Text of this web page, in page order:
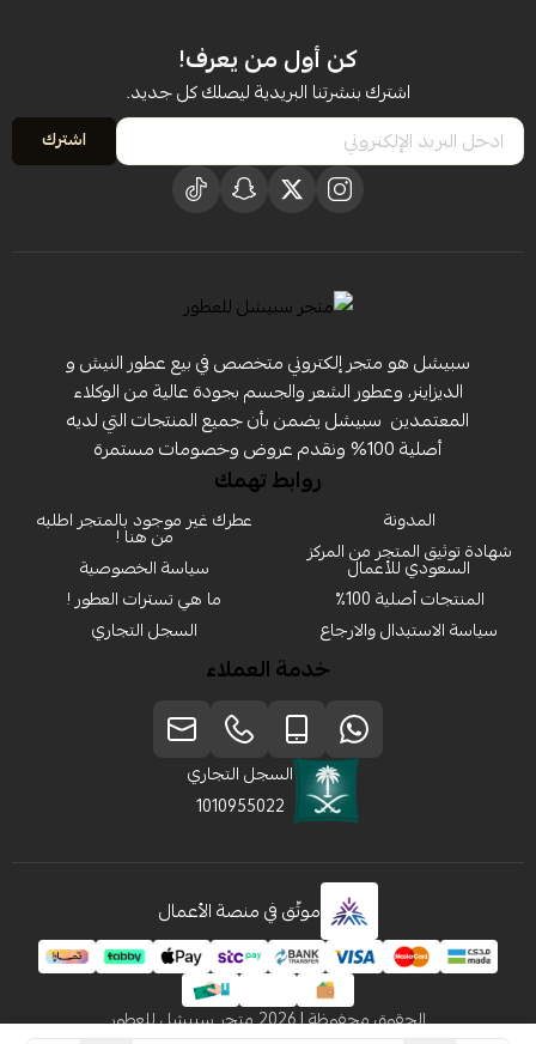
كن أول من يعرف!
اشترك بنشرتنا البريدية ليصلك كل جديد.
اشترك
سبيشل هو متجر إلكتروني متخصص في بيع عطور النيش و
الديزاينر، وعطور الشعر والجسم بجودة عالية من الوكلاء
المعتمدين ‏ سبيشل يضمن بأن جميع المنتجات التي لديه
أصلية 100% ونقدم عروض وخصومات مستمرة
روابط تهمك
المدونة
شهادة توثيق المتجر من المركز
السعودي للأعمال
المنتجات أصلية 100٪
سياسة الاستبدال والارجاع
عطرك غير موجود بالمتجر اطلبه
من هنا !
سياسة الخصوصية
ما هي تسترات العطور !
السجل التجاري
خدمة العملاء
السجل التجاري
1010955022
موثّق في منصة الأعمال
الحقوق محفوظة | 2026 متجر سبيشل للعطور